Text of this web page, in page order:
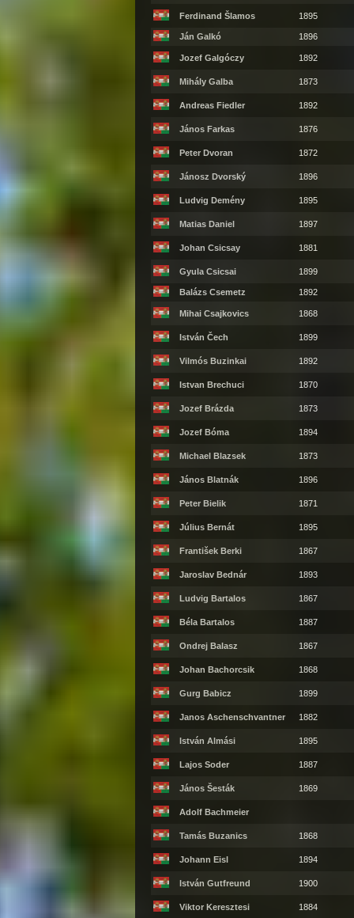
Ferdinand Šlamos 1895
Ján Galkó 1896
Jozef Galgóczy 1892
Mihály Galba 1873
Andreas Fiedler 1892
János Farkas 1876
Peter Dvoran 1872
Jánosz Dvorský 1896
Ludvig Demény 1895
Matias Daniel 1897
Johan Csicsay 1881
Gyula Csicsai 1899
Balázs Csemetz 1892
Mihai Csajkovics 1868
István Čech 1899
Vilmós Buzinkai 1892
Istvan Brechuci 1870
Jozef Brázda 1873
Jozef Bóma 1894
Michael Blazsek 1873
János Blatnák 1896
Peter Bielik 1871
Július Bernát 1895
František Berki 1867
Jaroslav Bednár 1893
Ludvig Bartalos 1867
Béla Bartalos 1887
Ondrej Balasz 1867
Johan Bachorcsik 1868
Gurg Babicz 1899
Janos Aschenschvantner 1882
István Almási 1895
Lajos Soder 1887
János Šesták 1869
Adolf Bachmeier
Tamás Buzanics 1868
Johann Eisl 1894
István Gutfreund 1900
Viktor Keresztesi 1884